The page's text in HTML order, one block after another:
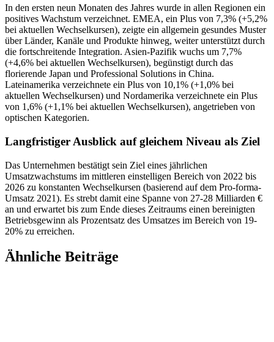
In den ersten neun Monaten des Jahres wurde in allen Regionen ein
positives Wachstum verzeichnet. EMEA, ein Plus von 7,3% (+5,2%
bei aktuellen Wechselkursen), zeigte ein allgemein gesundes Muster
über Länder, Kanäle und Produkte hinweg, weiter unterstützt durch
die fortschreitende Integration. Asien-Pazifik wuchs um 7,7%
(+4,6% bei aktuellen Wechselkursen), begünstigt durch das
florierende Japan und Professional Solutions in China.
Lateinamerika verzeichnete ein Plus von 10,1% (+1,0% bei
aktuellen Wechselkursen) und Nordamerika verzeichnete ein Plus
von 1,6% (+1,1% bei aktuellen Wechselkursen), angetrieben von
optischen Kategorien.
Langfristiger Ausblick auf gleichem Niveau als Ziel
Das Unternehmen bestätigt sein Ziel eines jährlichen
Umsatzwachstums im mittleren einstelligen Bereich von 2022 bis
2026 zu konstanten Wechselkursen (basierend auf dem Pro-forma-
Umsatz 2021). Es strebt damit eine Spanne von 27-28 Milliarden €
an und erwartet bis zum Ende dieses Zeitraums einen bereinigten
Betriebsgewinn als Prozentsatz des Umsatzes im Bereich von 19-
20% zu erreichen.
Ähnliche Beiträge